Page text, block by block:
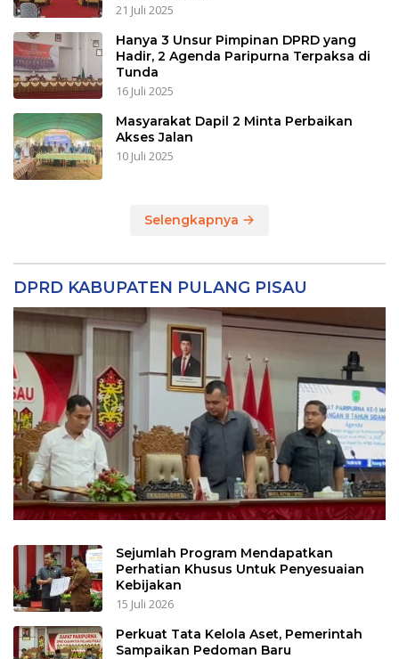
21 Juli 2025
Hanya 3 Unsur Pimpinan DPRD yang
Hadir, 2 Agenda Paripurna Terpaksa di
Tunda
16 Juli 2025
Masyarakat Dapil 2 Minta Perbaikan
Akses Jalan
10 Juli 2025
Selengkapnya
DPRD KABUPATEN PULANG PISAU
Sejumlah Program Mendapatkan
Perhatian Khusus Untuk Penyesuaian
Kebijakan
15 Juli 2026
Perkuat Tata Kelola Aset, Pemerintah
Sampaikan Pedoman Baru